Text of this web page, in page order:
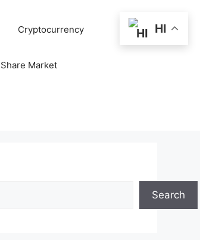
Cryptocurrency
Share Market
Search
HI